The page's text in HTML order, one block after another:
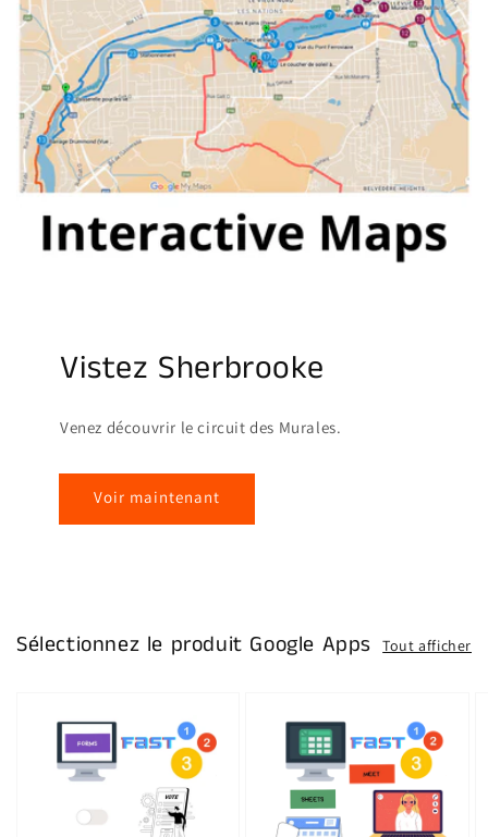
Vistez Sherbrooke
Venez découvrir le circuit des Murales.
Voir maintenant
Sélectionnez le produit Google Apps Tout afficher